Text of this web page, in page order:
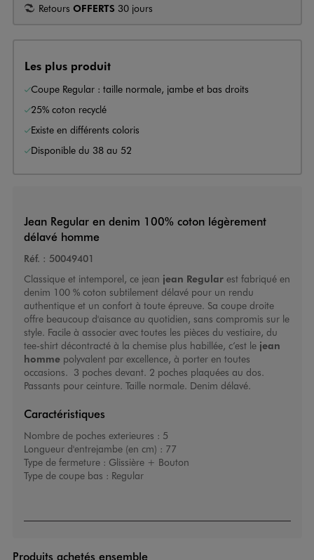
Retours OFFERTS 30 jours
Les plus produit
Coupe Regular : taille normale, jambe et bas droits
25% coton recyclé
Existe en différents coloris
Disponible du 38 au 52
Jean Regular en denim 100% coton légèrement
délavé homme
Réf. : 50049401
Classique et intemporel, ce jean jean Regularest fabriqué en
denim 100 % coton subtilement délavé pour un rendu
authentique et un confort à toute épreuve. Sa coupe droite
offre beaucoup d'aisance au quotidien, sans compromis sur le
style. Facile à associer avec toutes les pièces du vestiaire, du
tee-shirt décontracté à la chemise plus habillée, c’est le jean
hommepolyvalent par excellence, à porter en toutes
occasions. 3 poches devant. 2 poches plaquées au dos.
Passants pour ceinture. Taille normale. Denim délavé.
Caractéristiques
Nombre de poches exterieures : 5
Longueur d'entrejambe (en cm) : 77
Type de fermeture : Glissière + Bouton
Type de coupe bas : Regular
Produits achetés ensemble